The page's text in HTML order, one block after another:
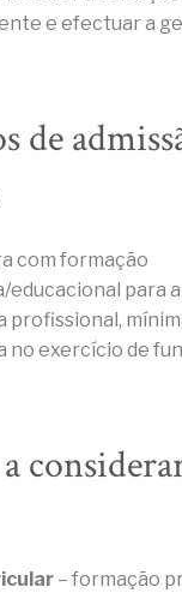
e efectuar a
de
com formação
educacional para a
profissional,
no exercício de
– formação